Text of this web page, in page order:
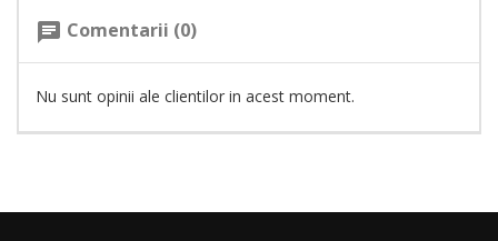
chat Comentarii (0)
Nu sunt opinii ale clientilor in acest moment.